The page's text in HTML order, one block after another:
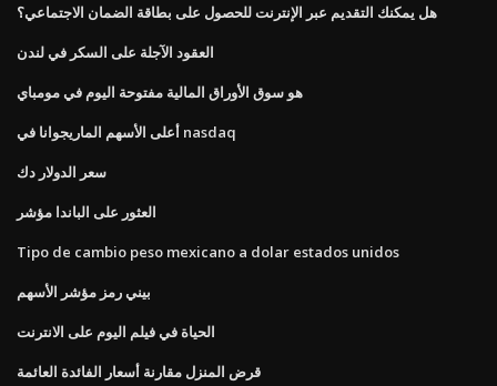
هل يمكنك التقديم عبر الإنترنت للحصول على بطاقة الضمان الاجتماعي؟
العقود الآجلة على السكر في لندن
هو سوق الأوراق المالية مفتوحة اليوم في مومباي
أعلى الأسهم الماريجوانا في nasdaq
سعر الدولار دك
العثور على الباندا مؤشر
Tipo de cambio peso mexicano a dolar estados unidos
بيني رمز مؤشر الأسهم
الحياة في فيلم اليوم على الانترنت
قرض المنزل مقارنة أسعار الفائدة العائمة